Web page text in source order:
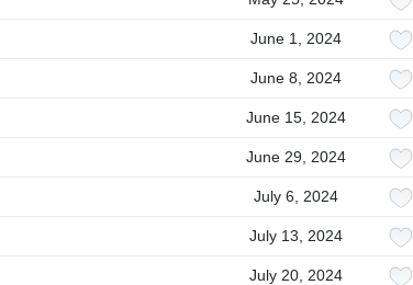
June 1, 2024
June 8, 2024
June 15, 2024
June 29, 2024
July 6, 2024
July 13, 2024
July 20, 2024